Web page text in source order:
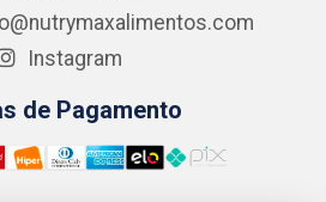
Instagram
de Pagamento